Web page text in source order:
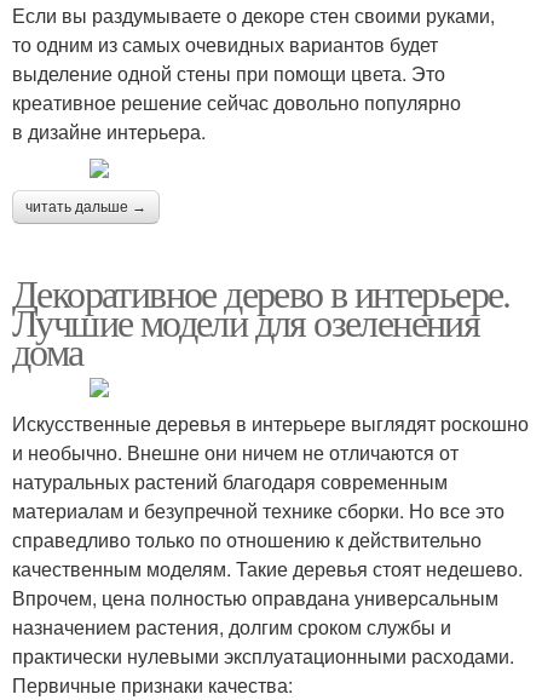
Если вы раздумываете о декоре стен своими руками,
то одним из самых очевидных вариантов будет
выделение одной стены при помощи цвета. Это
креативное решение сейчас довольно популярно
в дизайне интерьера.
читать дальше →
Декоративное дерево в интерьере.
Лучшие модели для озеленения
дома
Искусственные деревья в интерьере выглядят роскошно
и необычно. Внешне они ничем не отличаются от
натуральных растений благодаря современным
материалам и безупречной технике сборки. Но все это
справедливо только по отношению к действительно
качественным моделям. Такие деревья стоят недешево.
Впрочем, цена полностью оправдана универсальным
назначением растения, долгим сроком службы и
практически нулевыми эксплуатационными расходами.
Первичные признаки качества: